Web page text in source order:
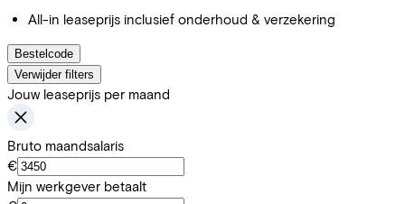
All-in leaseprijs inclusief onderhoud & verzekering
Bestelcode
Verwijder filters
Jouw leaseprijs per maand
Bruto maandsalaris
€
Mijn werkgever betaalt